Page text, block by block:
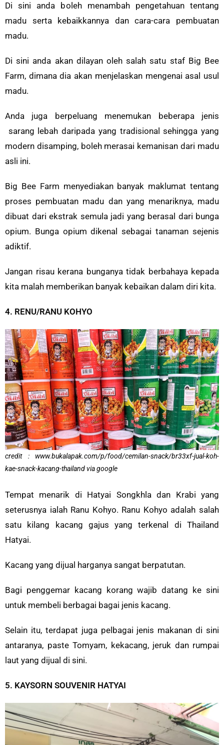
Di sini anda boleh menambah pengetahuan tentang
madu serta kebaikkannya dan cara-cara pembuatan
madu.
Di sini anda akan dilayan oleh salah satu staf Big Bee
Farm, dimana dia akan menjelaskan mengenai asal usul
madu.
Anda juga berpeluang menemukan beberapa jenis
sarang lebah daripada yang tradisional sehingga yang
modern disamping, boleh merasai kemanisan dari madu
asli ini.
Big Bee Farm menyediakan banyak maklumat tentang
proses pembuatan madu dan yang menariknya, madu
dibuat dari ekstrak semula jadi yang berasal dari bunga
opium. Bunga opium dikenal sebagai tanaman sejenis
adiktif.
Jangan risau kerana bunganya tidak berbahaya kepada
kita malah memberikan banyak kebaikan dalam diri kita.
4. RENU/RANU KOHYO
credit : www.bukalapak.com/p/food/cemilan-snack/br33xf-jual-koh-
kae-snack-kacang-thailand via google
Tempat menarik di Hatyai Songkhla dan Krabi yang
seterusnya ialah Ranu Kohyo. Ranu Kohyo adalah salah
satu kilang kacang gajus yang terkenal di Thailand
Hatyai.
Kacang yang dijual harganya sangat berpatutan.
Bagi penggemar kacang korang wajib datang ke sini
untuk membeli berbagai bagai jenis kacang.
Selain itu, terdapat juga pelbagai jenis makanan di sini
antaranya, paste Tomyam, kekacang, jeruk dan rumpai
laut yang dijual di sini.
5. KAYSORN SOUVENIR HATYAI